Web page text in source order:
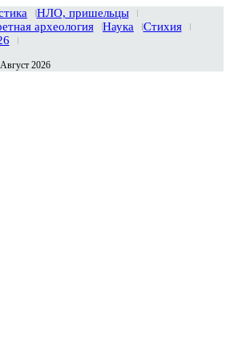
НЛО, пришельцы
археология Наука
Стихия
2026